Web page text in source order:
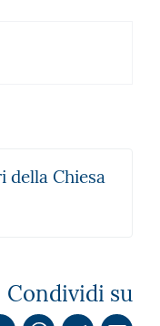
della Chiesa
Condividi su